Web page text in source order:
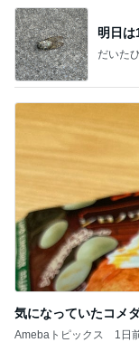
明日は
だいた
気になっていたコメ
Amebaトピックス 1日